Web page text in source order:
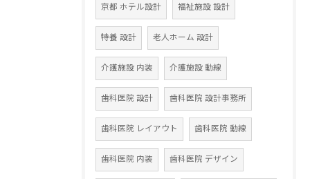
京都 ホテル設計 福祉施設 設計
特養 設計 老人ホーム 設計
介護施設 内装 介護施設 動線
歯科医院 設計 歯科医院 設計事務所
歯科医院 レイアウト 歯科医院 動線
歯科医院 内装 歯科医院 デザイン